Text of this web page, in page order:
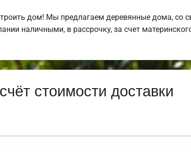
дом! Мы предлагаем деревянные дома, со
наличными, в рассрочку, за счет
стоимости доставки